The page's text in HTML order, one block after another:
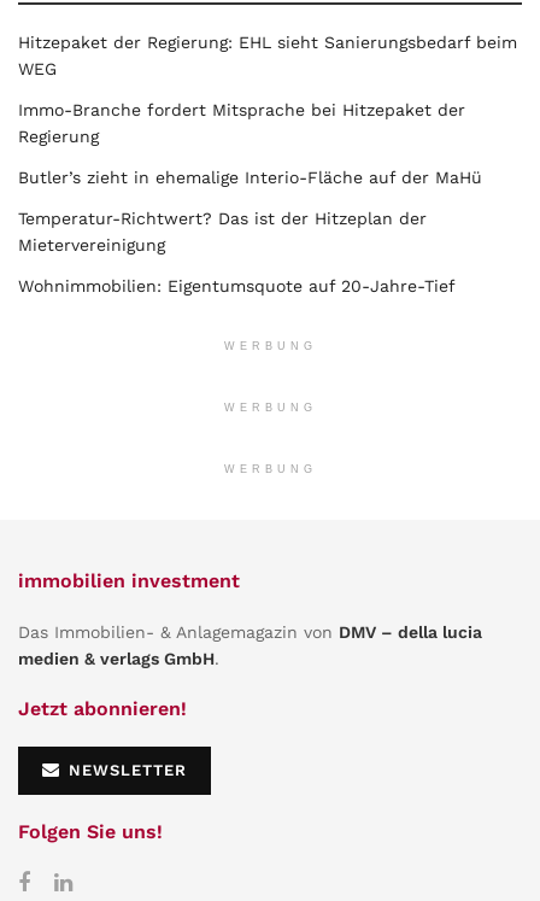
Hitzepaket der Regierung: EHL sieht Sanierungsbedarf beim
WEG
Immo-Branche fordert Mitsprache bei Hitzepaket der
Regierung
Butler’s zieht in ehemalige Interio-Fläche auf der MaHü
Temperatur-Richtwert? Das ist der Hitzeplan der
Mietervereinigung
Wohnimmobilien: Eigentumsquote auf 20-Jahre-Tief
WERBUNG
WERBUNG
WERBUNG
immobilien investment
Das Immobilien- & Anlagemagazin von DMV – della lucia
medien & verlags GmbH.
Jetzt abonnieren!
NEWSLETTER
Folgen Sie uns!